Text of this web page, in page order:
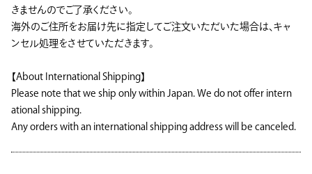
きませんのでご了承ください。
海外のご住所をお届け先に指定してご注文いただいた場合は、キャ
ンセル処理をさせていただきます。
【About International Shipping】
Please note that we ship only within Japan. We do not offer intern
ational shipping.
Any orders with an international shipping address will be canceled.